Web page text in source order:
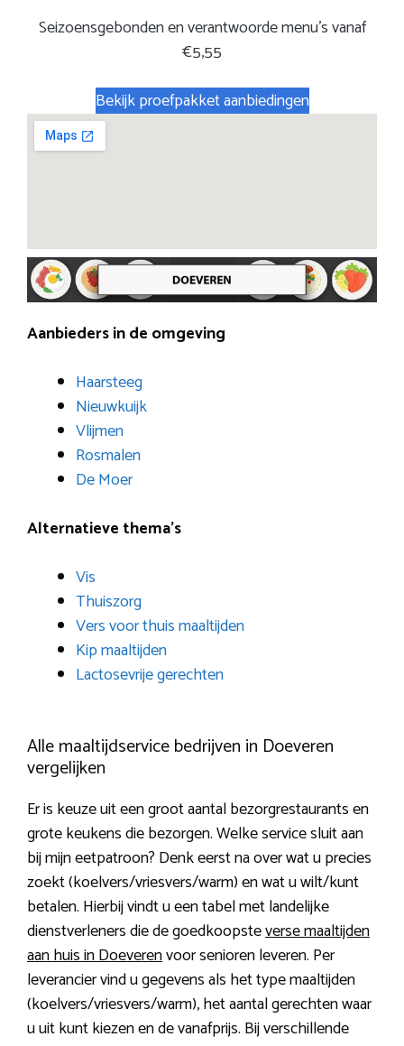
Seizoensgebonden en verantwoorde menu’s vanaf
€5,55
Bekijk proefpakket aanbiedingen
Aanbieders in de omgeving
Haarsteeg
Nieuwkuijk
Vlijmen
Rosmalen
De Moer
Alternatieve thema’s
Vis
Thuiszorg
Vers voor thuis maaltijden
Kip maaltijden
Lactosevrije gerechten
Alle maaltijdservice bedrijven in Doeveren
vergelijken
Er is keuze uit een groot aantal bezorgrestaurants en
grote keukens die bezorgen. Welke service sluit aan
bij mijn eetpatroon? Denk eerst na over wat u precies
zoekt (koelvers/vriesvers/warm) en wat u wilt/kunt
betalen. Hierbij vindt u een tabel met landelijke
dienstverleners die de goedkoopsteverse maaltijden
aan huis in Doeverenvoor senioren leveren. Per
leverancier vind u gegevens als het type maaltijden
(koelvers/vriesvers/warm), het aantal gerechten waar
u uit kunt kiezen en de vanafprijs. Bij verschillende